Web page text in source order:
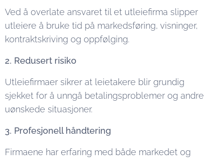
Ved å overlate ansvaret til et utleiefirma slipper
utleiere å bruke tid på markedsføring, visninger,
kontraktskriving og oppfølging.
2. Redusert risiko
Utleiefirmaer sikrer at leietakere blir grundig
sjekket for å unngå betalingsproblemer og andre
uønskede situasjoner.
3. Profesjonell håndtering
Firmaene har erfaring med både markedet og